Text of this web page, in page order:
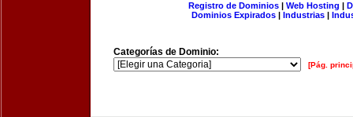
Registro de Dominios| Web Hosting |
Dominios Expirados | Industrias |
Categorías de Dominio:
[Pág.